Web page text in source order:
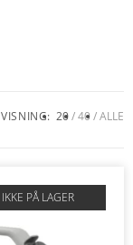
VISNING: 20 40 ALLE
IKKE PÅ LAGER